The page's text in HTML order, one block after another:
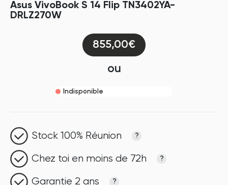
Asus VivoBook S 14 Flip TN3402YA-
DRLZ270W
855,00€
ou
Indisponible
Stock 100% Réunion ?
Chez toi en moins de 72h ?
Garantie 2 ans ?